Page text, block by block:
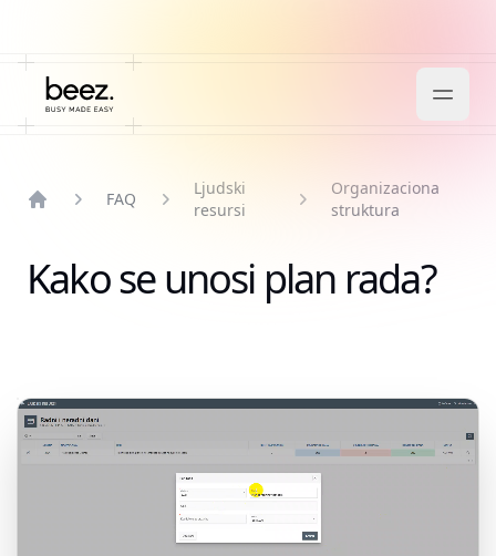
FAQ
Ljudski
resursi
Organizaciona
struktura
Kako se unosi plan rada?